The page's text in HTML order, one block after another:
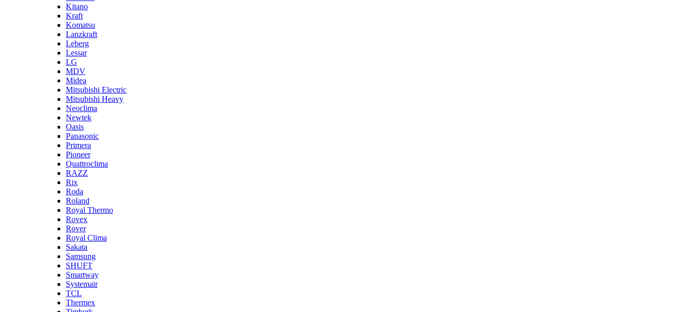
Kitano
Kraft
Komatsu
Lanzkraft
Leberg
Lessar
LG
MDV
Midea
Mitsubishi Electric
Mitsubishi Heavy
Neoclima
Newtek
Oasis
Panasonic
Primera
Pioneer
Quattroclima
RAZZ
Rix
Roda
Roland
Royal Thermo
Rovex
Rover
Royal Clima
Sakata
Samsung
SHUFT
Smartway
Systemair
TCL
Thermex